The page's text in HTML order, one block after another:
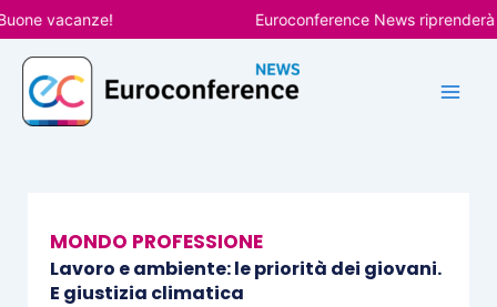
Vai
al
contenuto
vacanze! Euroconference News riprenderà le
MONDO PROFESSIONE
Lavoro e ambiente: le priorità dei giovani.
E giustizia climatica